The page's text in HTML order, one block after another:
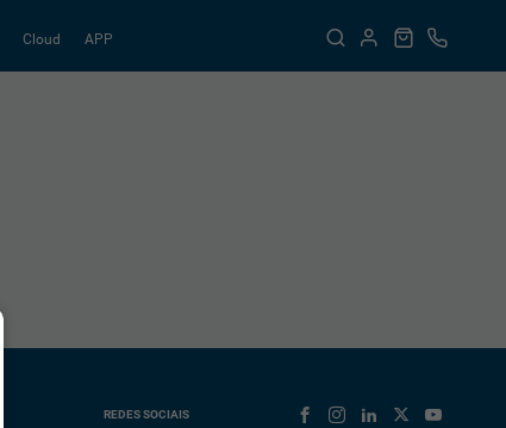
Cloud APP
REDES SOCIAIS